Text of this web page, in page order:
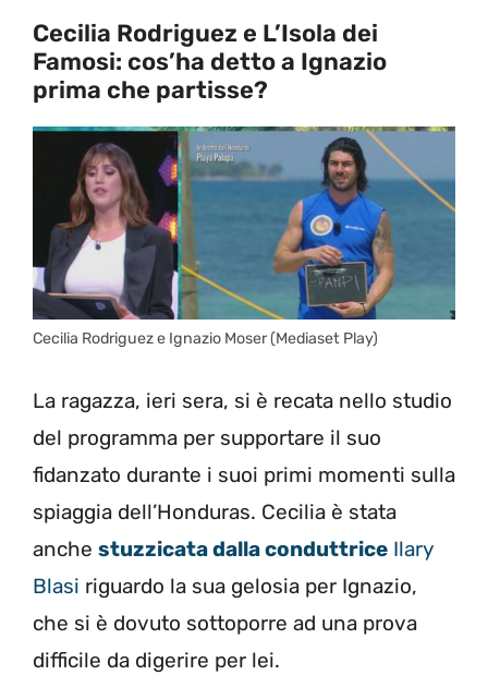
Cecilia Rodriguez e L’Isola dei
Famosi: cos’ha detto a Ignazio
prima che partisse?
Cecilia Rodriguez e Ignazio Moser (Mediaset Play)
La ragazza, ieri sera, si è recata nello studio
del programma per supportare il suo
fidanzato durante i suoi primi momenti sulla
spiaggia dell’Honduras. Cecilia è stata
anche stuzzicata dalla conduttrice Ilary
Blasi riguardo la sua gelosia per Ignazio,
che si è dovuto sottoporre ad una prova
difficile da digerire per lei.